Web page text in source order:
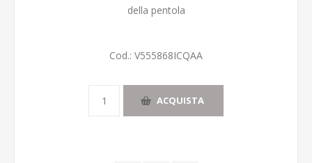
della pentola
Cod.: V555868ICQAA
ACQUISTA